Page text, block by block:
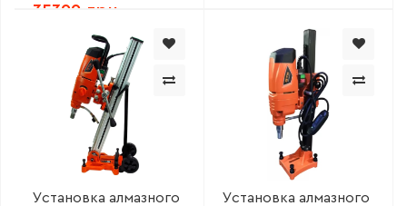
35399 грн.
Установка алмазного
Установка алмазного